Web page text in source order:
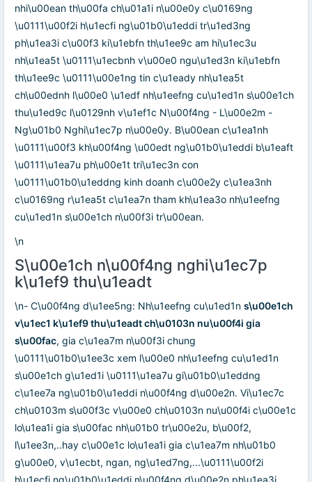
nhi\u00ean th\u00fa ch\u01a1i n\u00e0y c\u0169ng
\u0111\u00f2i h\u1ecfi ng\u01b0\u1eddi tr\u1ed3ng
ph\u1ea3i c\u00f3 ki\u1ebfn th\u1ee9c am hi\u1ec3u
nh\u1ea5t \u0111\u1ecbnh v\u00e0 ngu\u1ed3n ki\u1ebfn
th\u1ee9c \u0111\u00e1ng tin c\u1eady nh\u1ea5t
ch\u00ednh l\u00e0 \u1edf nh\u1eefng cu\u1ed1n s\u00e1ch
thu\u1ed9c l\u0129nh v\u1ef1c N\u00f4ng - L\u00e2m -
Ng\u01b0 Nghi\u1ec7p n\u00e0y. B\u00ean c\u1ea1nh
\u0111\u00f3 kh\u00f4ng \u00edt ng\u01b0\u1eddi b\u1eaft
\u0111\u1ea7u ph\u00e1t tri\u1ec3n con
\u0111\u01b0\u1eddng kinh doanh c\u00e2y c\u1ea3nh
c\u0169ng r\u1ea5t c\u1ea7n tham kh\u1ea3o nh\u1eefng
cu\u1ed1n s\u00e1ch n\u00f3i tr\u00ean.
\n
S\u00e1ch n\u00f4ng nghi\u1ec7p
k\u1ef9 thu\u1eadt
\n- C\u00f4ng d\u1ee5ng: Nh\u1eefng cu\u1ed1n s\u00e1ch
v\u1ec1 k\u1ef9 thu\u1eadt ch\u0103n nu\u00f4i gia
s\u00fac, gia c\u1ea7m n\u00f3i chung
\u0111\u01b0\u1ee3c xem l\u00e0 nh\u1eefng cu\u1ed1n
s\u00e1ch g\u1ed1i \u0111\u1ea7u gi\u01b0\u1eddng
c\u1ee7a ng\u01b0\u1eddi n\u00f4ng d\u00e2n. Vi\u1ec7c
ch\u0103m s\u00f3c v\u00e0 ch\u0103n nu\u00f4i c\u00e1c
lo\u1ea1i gia s\u00fac nh\u01b0 tr\u00e2u, b\u00f2,
l\u1ee3n,..hay c\u00e1c lo\u1ea1i gia c\u1ea7m nh\u01b0
g\u00e0, v\u1ecbt, ngan, ng\u1ed7ng,...\u0111\u00f2i
h\u1ecfi ng\u01b0\u1eddi n\u00f4ng d\u00e2n ph\u1ea3i